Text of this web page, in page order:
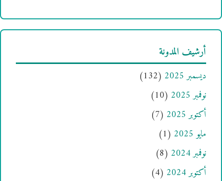
أرشيف المدونة
ديسمبر 2025
(132)
نوفمبر 2025
(10)
أكتوبر 2025
(7)
مايو 2025
(1)
نوفمبر 2024
(8)
أكتوبر 2024
(4)